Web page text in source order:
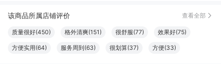
该商品所属店铺评价 查看全部
质量很好(450) 格外清爽(151) 很舒服(77) 效果好(75)
方便实用(64) 服务周到(63) 很划算(37) 方便(33)